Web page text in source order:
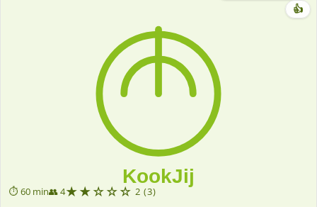
⏱ 60 min👥 4★★☆☆☆ 2 (3)
👍